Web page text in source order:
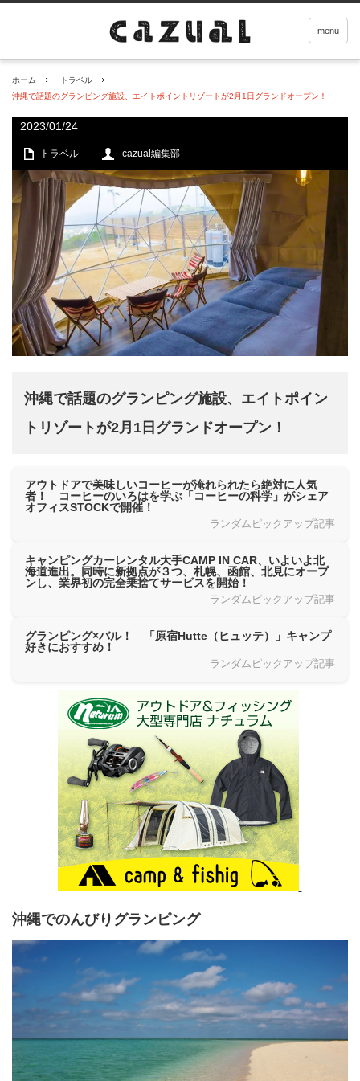
menu
ホーム
トラベル
沖縄で話題のグランピング施設、エイトポイントリゾートが2月1日グランドオープン！
2023/01/24
トラベル cazual編集部
沖縄で話題のグランピング施設、エイトポイン
トリゾートが2月1日グランドオープン！
アウトドアで美味しいコーヒーが淹れられたら絶対に人気
者！ コーヒーのいろはを学ぶ「コーヒーの科学」がシェア
オフィスSTOCKで開催！
ランダムピックアップ記事
キャンピングカーレンタル大手CAMP IN CAR、いよいよ北
海道進出。同時に新拠点が３つ、札幌、函館、北見にオープ
ンし、業界初の完全乗捨てサービスを開始！
ランダムピックアップ記事
グランピング×バル！ 「原宿Hutte（ヒュッテ）」キャンプ
好きにおすすめ！
ランダムピックアップ記事
沖縄でのんびりグランピング